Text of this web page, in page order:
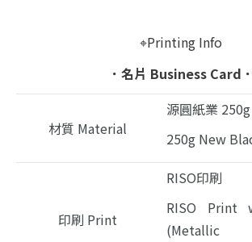
⌖Printing Info
．名片 Business Card．
材質 Material
源圓紙業
250g New
印刷 Print
RISO印刷
RISO Print